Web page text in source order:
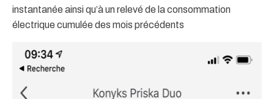
instantanée ainsi qu’à un relevé de la consommation
électrique cumulée des mois précédents